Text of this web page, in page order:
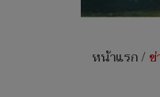
หน้าแรก/